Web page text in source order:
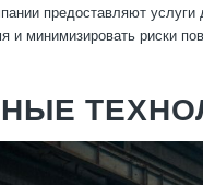
предоставляют
и минимизировать риски